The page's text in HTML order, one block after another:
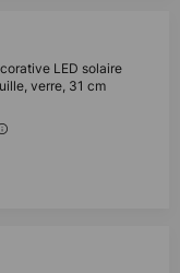
LED solaire
verre, 31 cm